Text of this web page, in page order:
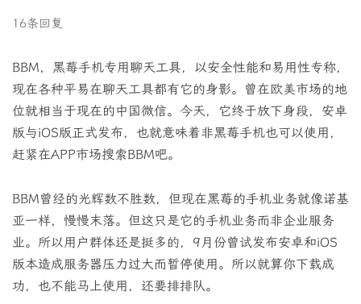
16条回复
BBM，黑莓手机专用聊天工具，以安全性能和易用性专称，
现在各种平易在聊天工具都有它的身影。曾在欧美市场的地
位就相当于现在的中国微信。今天，它终于放下身段，安卓
版与iOS版正式发布，也就意味着非黑莓手机也可以使用，
赶紧在APP市场搜索BBM吧。
BBM曾经的光辉数不胜数，但现在黑莓的手机业务就像诺基
亚一样，慢慢末落。但这只是它的手机业务而非企业服务
业。所以用户群体还是挺多的，9月份曾试发布安卓和iOS
版本造成服务器压力过大而暂停使用。所以就算你下载成
功，也不能马上使用，还要排排队。